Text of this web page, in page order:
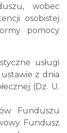
wobec
osobistej
pomocy
usługi
z dnia
(Dz. U.
Funduszu
Fundusz